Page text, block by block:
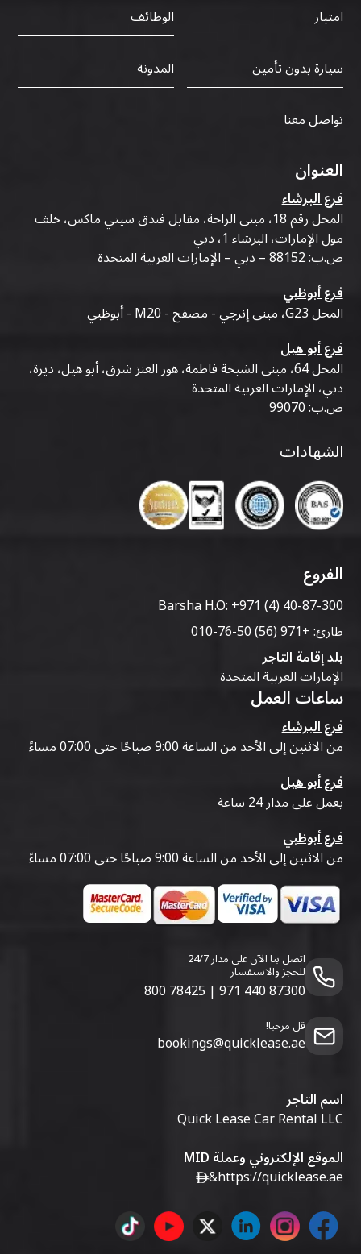
امتياز
الوظائف
سيارة بدون تأمين
المدونة
تواصل معنا
العنوان
فرع البرشاء
المحل رقم 18، مبنى الراحة، مقابل فندق سيتي ماكس، خلف
مول الإمارات، البرشاء 1، دبي
ص.ب: 88152 – دبي – الإمارات العربية المتحدة
فرع أبوظبي
المحل G23، مبنى إنرجي - مصفح - M20 - أبوظبي
فرع أبو هيل
المحل 64، مبنى الشيخة فاطمة، هور العنز شرق، أبو هيل، ديرة،
دبي، الإمارات العربية المتحدة
ص.ب: 99070
الشهادات
الفروع
Barsha H.O:+971 (4) 40-87-300
طارئ:+971 (56) 50-76-010
بلد إقامة التاجر
الإمارات العربية المتحدة
ساعات العمل
فرع البرشاء
من الاثنين إلى الأحد من الساعة 9:00 صباحًا حتى 07:00 مساءً
فرع أبو هيل
يعمل على مدار 24 ساعة
فرع أبوظبي
من الاثنين إلى الأحد من الساعة 9:00 صباحًا حتى 07:00 مساءً
اتصل بنا الآن على مدار 24/7
للحجز والاستفسار
800 78425 | 971 440 87300
قل مرحبا!
bookings@quicklease.ae
اسم التاجر
Quick Lease Car Rental LLC
الموقع الإلكتروني وعملة MID
https://quicklease.ae
&